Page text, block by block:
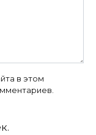
в этом